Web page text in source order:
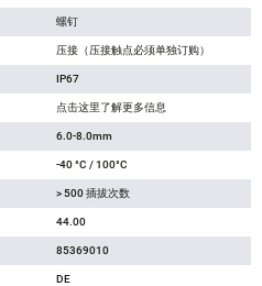
螺钉
压接（压接触点必须单独订购）
IP67
点击这里了解更多信息
6.0-8.0mm
-40 °C / 100°C
> 500 插拔次数
44.00
85369010
DE